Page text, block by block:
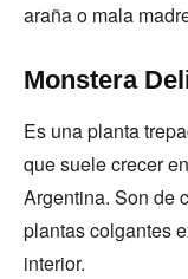
araña o mala
Monstera
Es una planta
que suele crecer
Argentina. Son de
plantas colgantes
interior.